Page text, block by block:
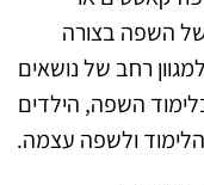
של השפה בצורה
רחב של נושאים
השפה, הילדים
הלימוד ולשפה עצמה.